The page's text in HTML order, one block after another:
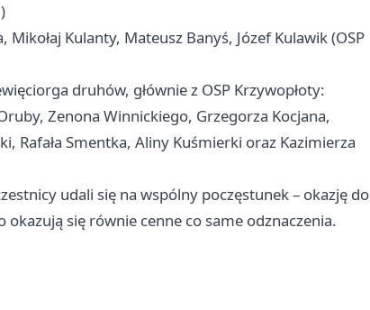
Kulanty, Mateusz Banyś, Józef Kulawik (OSP
druhów, głównie z OSP Krzywopłoty:
Zenona Winnickiego, Grzegorza Kocjana,
Rafała Smentka, Aliny Kuśmierki oraz Kazimierza
udali się na wspólny poczęstunek – okazję do
się równie cenne co same odznaczenia.